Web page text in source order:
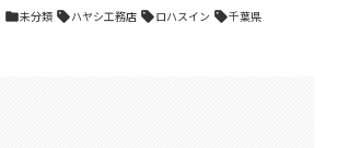
folder未分類 sellハヤシ工務店 sellロハスイン sell千葉県